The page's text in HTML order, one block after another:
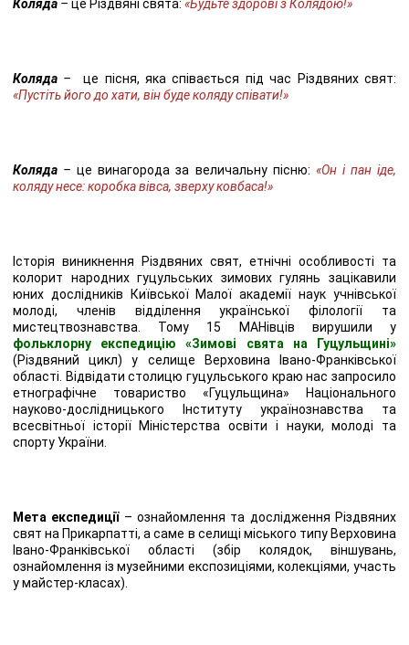
Коляда – це Різдвяні свята: «Будьте здорові з Колядою!»
Коляда –
це пісня, яка співається під час Різдвяних свят:
«Пустіть його до хати, він буде коляду співати!»
Коляда –це винагорода за величальну пісню: «Он і пан іде,
коляду несе: коробка вівса, зверху ковбаса!»
Історія виникнення Різдвяних свят, етнічні особливості та
колорит народних гуцульських зимових гулянь зацікавили
юних дослідників Київської Малої академії наук учнівської
молоді, членів відділення української філології та
мистецтвознавства. Тому 15 МАНівців вирушили у
фольклорну експедицію «Зимові свята на Гуцульщині»
(Різдвяний цикл) у селище Верховина Івано-Франківської
області. Відвідати столицю гуцульського краю нас запросило
етнографічне товариство «Гуцульщина» Національного
науково-дослідницького Інституту українознавства та
всесвітньої історії Міністерства освіти і науки, молоді та
спорту України.
Мета експедиції – ознайомлення та дослідження Різдвяних
свят на Прикарпатті, а саме в селищі міського типу Верховина
Івано-Франківської області (збір колядок, віншувань,
ознайомлення із музейними експозиціями, колекціями, участь
у майстер-класах).